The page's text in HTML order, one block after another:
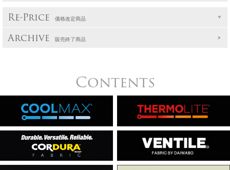
Re-Price 価格改定商品
Archive 販売終了商品
Contents